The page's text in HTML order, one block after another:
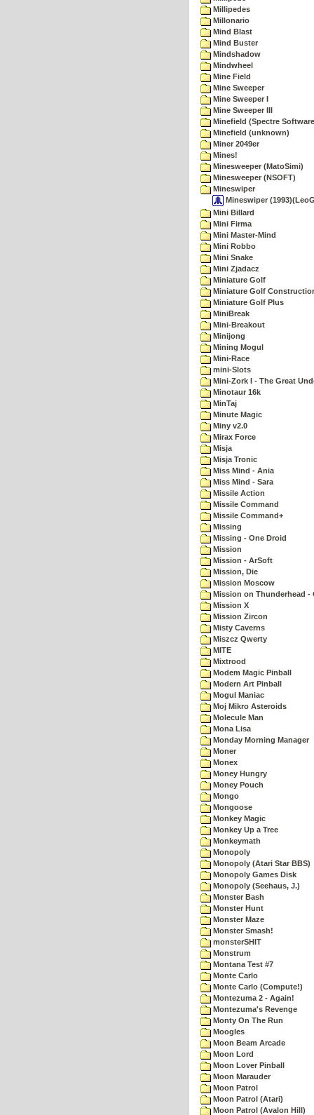
Millipedes
Millonario
Mind Blast
Mind Buster
Mindshadow
Mindwheel
Mine Field
Mine Sweeper
Mine Sweeper I
Mine Sweeper III
Minefield (Spectre
Minefield (unknown)
Miner 2049er
Mines!
Minesweeper (MatoSimi)
Minesweeper (NSOFT)
Mineswiper
Mineswiper
Mini Billard
Mini Firma
Mini Master-Mind
Mini Robbo
Mini Snake
Mini Zjadacz
Miniature Golf
Miniature Golf
Miniature Golf Plus
MiniBreak
Mini-Breakout
Minijong
Mining Mogul
Mini-Race
mini-Slots
Mini-Zork I - The Great
Minotaur 16k
MinTaj
Minute Magic
Miny v2.0
Mirax Force
Misja
Misja Tronic
Miss Mind - Ania
Miss Mind - Sara
Missile Action
Missile Command
Missile Command+
Missing
Missing - One Droid
Mission
Mission - ArSoft
Mission, Die
Mission Moscow
Mission on Thunderhead -
Mission X
Mission Zircon
Misty Caverns
Miszcz Qwerty
MITE
Mixtrood
Modem Magic Pinball
Modern Art Pinball
Mogul Maniac
Moj Mikro Asteroids
Molecule Man
Mona Lisa
Monday Morning Manager
Moner
Monex
Money Hungry
Money Pouch
Mongo
Mongoose
Monkey Magic
Monkey Up a Tree
Monkeymath
Monopoly
Monopoly (Atari Star BBS)
Monopoly Games Disk
Monopoly (Seehaus, J.)
Monster Bash
Monster Hunt
Monster Maze
Monster Smash!
monsterSHIT
Monstrum
Montana Test #7
Monte Carlo
Monte Carlo (Compute!)
Montezuma 2 - Again!
Montezuma's Revenge
Monty On The Run
Moogles
Moon Beam Arcade
Moon Lord
Moon Lover Pinball
Moon Marauder
Moon Patrol
Moon Patrol (Atari)
Moon Patrol (Avalon Hill)